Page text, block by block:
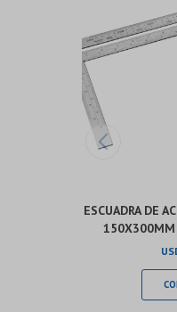
ESCUADRA DE
150X300MM